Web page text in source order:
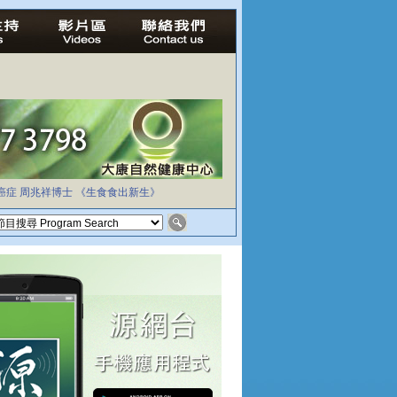
症 周兆祥博士 《生食食出新生》